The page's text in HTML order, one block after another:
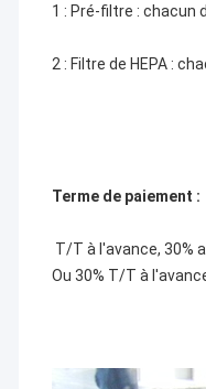
1 : Pré-filtre : chacun
2 : Filtre de HEPA :
Terme de paiement :
T/T à l'avance, 30%
Ou 30% T/T à